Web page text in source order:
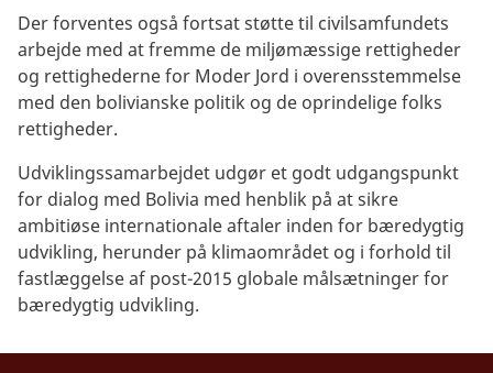
Der forventes også fortsat støtte til civilsamfundets
arbejde med at fremme de miljømæssige rettigheder
og rettighederne for Moder Jord i overensstemmelse
med den bolivianske politik og de oprindelige folks
rettigheder.
Udviklingssamarbejdet udgør et godt udgangspunkt
for dialog med Bolivia med henblik på at sikre
ambitiøse internationale aftaler inden for bæredygtig
udvikling, herunder på klimaområdet og i forhold til
fastlæggelse af post-2015 globale målsætninger for
bæredygtig udvikling.